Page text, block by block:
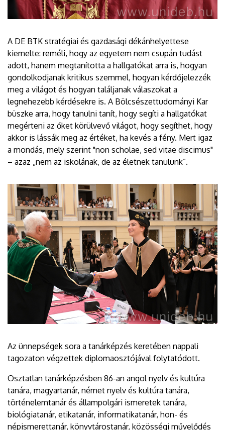
A DE BTK stratégiai és gazdasági dékánhelyettese
kiemelte: reméli, hogy az egyetem nem csupán tudást
adott, hanem megtanította a hallgatókat arra is, hogyan
gondolkodjanak kritikus szemmel, hogyan kérdőjelezzék
meg a világot és hogyan találjanak válaszokat a
legnehezebb kérdésekre is. A Bölcsészettudományi Kar
büszke arra, hogy tanulni tanít, hogy segíti a hallgatókat
megérteni az őket körülvevő világot, hogy segíthet, hogy
akkor is lássák meg az értéket, ha kevés a fény. Mert igaz
a mondás, mely szerint "non scholae, sed vitae discimus"
– azaz „nem az iskolának, de az életnek tanulunk”.
Az ünnepségek sora a tanárképzés keretében nappali
tagozaton végzettek diplomaosztójával folytatódott.
Osztatlan tanárképzésben 86-an angol nyelv és kultúra
tanára, magyartanár, német nyelv és kultúra tanára,
történelemtanár és állampolgári ismeretek tanára,
biológiatanár, etikatanár, informatikatanár, hon- és
népismerettanár, könyvtárostanár, közösségi művelődés